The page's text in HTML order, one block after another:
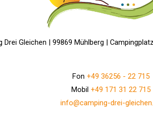
Drei Gleichen | 99869 Mühlberg |
Fon +49 36256 - 22 715
Mobil +49 171 31 22 715
info@camping-drei-